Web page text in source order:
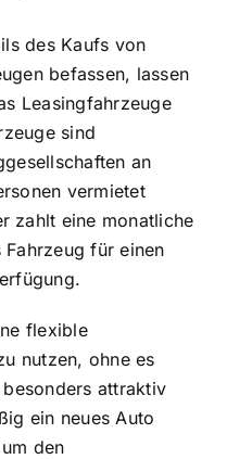
des Kaufs von
befassen, lassen
Leasingfahrzeuge
sind
an
vermietet
zahlt eine monatliche
für einen
flexible
nutzen, ohne es
attraktiv
ein neues Auto
den